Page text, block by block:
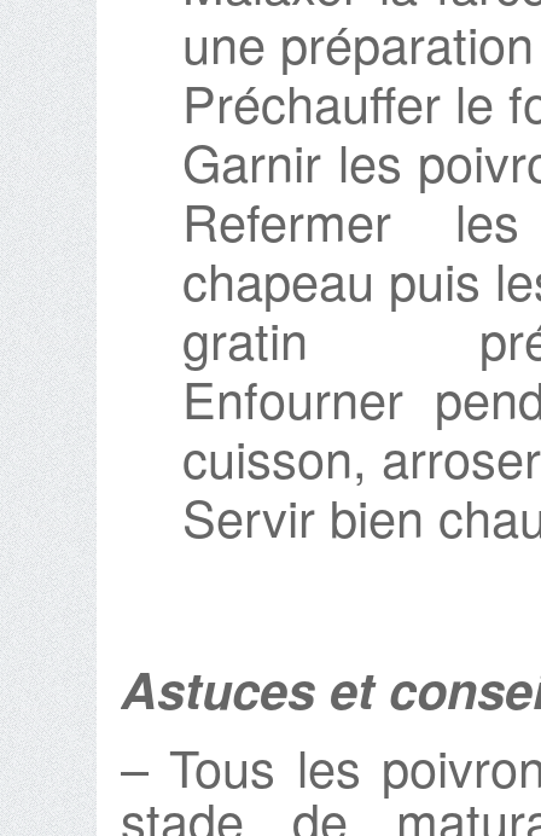
une
Préchauffer le
Garnir les
Refermer
chapeau puis
gratin
Enfourner
cuisson,
Servir bien
Astuces et
– Tous les
stade de